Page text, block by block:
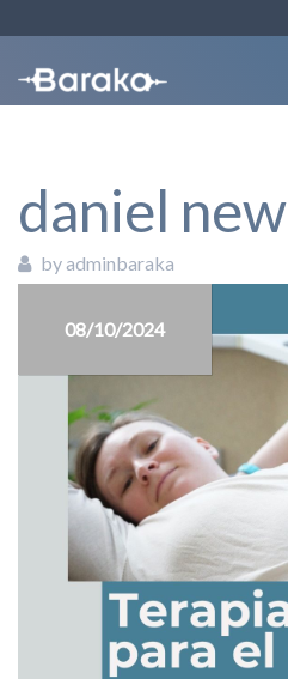
daniel new
by adminbaraka
08/10/2024